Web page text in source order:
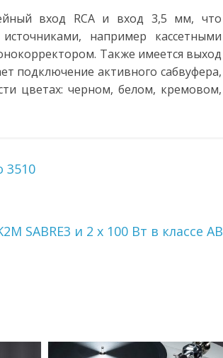
вход RCA и вход 3,5 мм, что
например кассетными
Также имеется выход
подключение активного сабвуфера,
цветах: черном, белом, кремовом,
3510
SABRE3 и 2 х 100 Вт в классе AB